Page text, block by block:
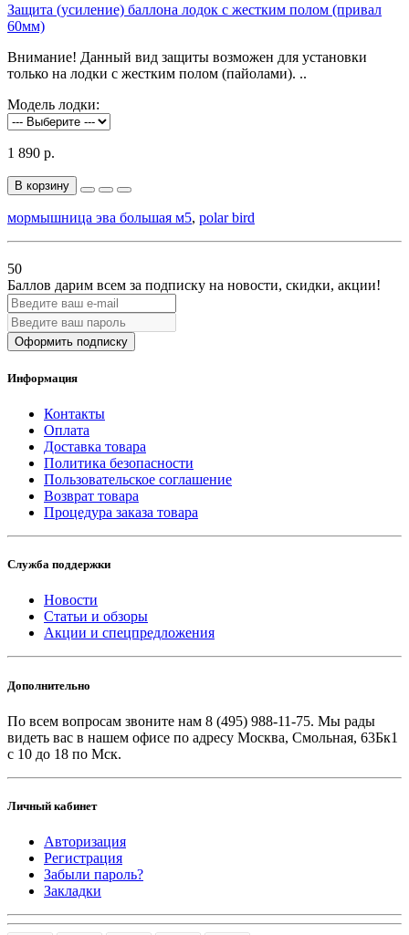
Защита (усиление) баллона лодок с жестким полом (привал
60мм)
Внимание! Данный вид защиты возможен для установки
только на лодки с жестким полом (пайолами). ..
Модель лодки:
1 890 р.
В корзину
мормышница эва большая м5, polar bird
50
Баллов дарим всем за подписку на новости, скидки, акции!
Оформить подписку
Информация
Контакты
Оплата
Доставка товара
Политика безопасности
Пользовательское соглашение
Возврат товара
Процедура заказа товара
Служба поддержки
Новости
Статьи и обзоры
Акции и спецпредложения
Дополнительно
По всем вопросам звоните нам 8 (495) 988-11-75. Мы рады
видеть вас в нашем офисе по адресу Москва, Смольная, 63Бк1
с 10 до 18 по Мск.
Личный кабинет
Авторизация
Регистрация
Забыли пароль?
Закладки